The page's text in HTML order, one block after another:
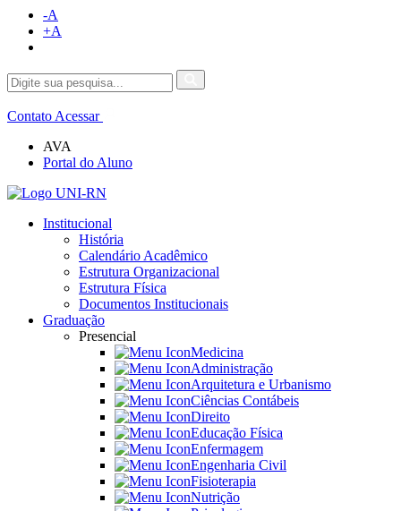
-A
+A
Contato Acessar
AVA
Portal do Aluno
Institucional
História
Calendário Acadêmico
Estrutura Organizacional
Estrutura Física
Documentos Institucionais
Graduação
Presencial
Medicina
Administração
Arquitetura e Urbanismo
Ciências Contábeis
Direito
Educação Física
Enfermagem
Engenharia Civil
Fisioterapia
Nutrição